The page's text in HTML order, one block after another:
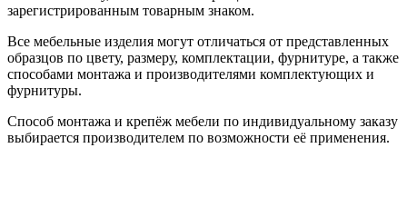
зарегистрированным товарным знаком.
Все мебельные изделия могут отличаться от представленных
образцов по цвету, размеру, комплектации, фурнитуре, а также
способами монтажа и производителями комплектующих и
фурнитуры.
Способ монтажа и крепёж мебели по индивидуальному заказу
выбирается производителем по возможности её применения.